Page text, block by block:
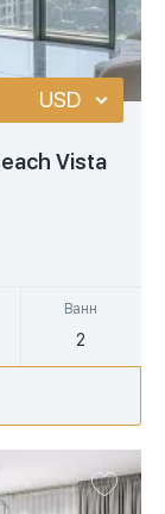
Vista
Ванн
2
USD
USD